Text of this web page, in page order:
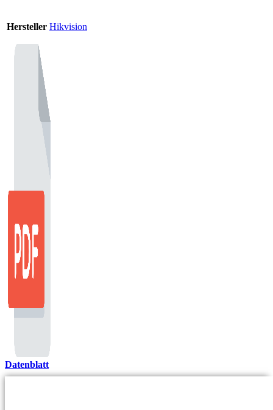
Hersteller Hikvision
Datenblatt